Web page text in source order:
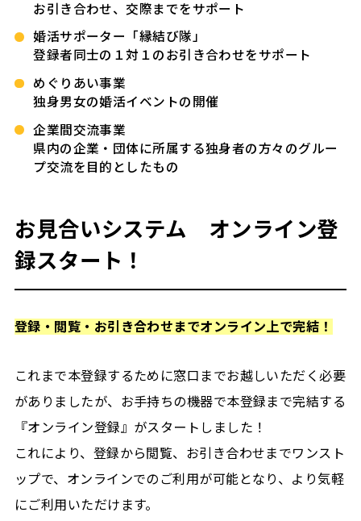
お引き合わせ、交際までをサポート
婚活サポーター「縁結び隊」
登録者同士の１対１のお引き合わせをサポート
めぐりあい事業
独身男女の婚活イベントの開催
企業間交流事業
県内の企業・団体に所属する独身者の方々のグルー
プ交流を目的としたもの
お見合いシステム オンライン登
録スタート！
登録・閲覧・お引き合わせまでオンライン上で完結！
これまで本登録するために窓口までお越しいただく必要
がありましたが、お手持ちの機器で本登録まで完結する
『オンライン登録』がスタートしました！
これにより、登録から閲覧、お引き合わせまでワンスト
ップで、オンラインでのご利用が可能となり、より気軽
にご利用いただけます。